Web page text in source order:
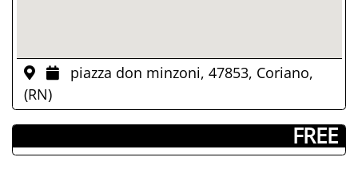
piazza don minzoni, 47853, Coriano,
(RN)
­ FREE